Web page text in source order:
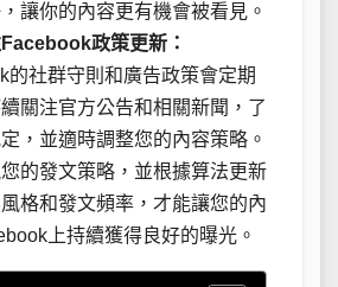
讓你的內容更有機會被看見。
政策更新：
的社群守則和廣告政策會定期
關注官方公告和相關新聞，了
，並適時調整您的內容策略。
的發文策略，並根據算法更新
格和發文頻率，才能讓您的內
上持續獲得良好的曝光。